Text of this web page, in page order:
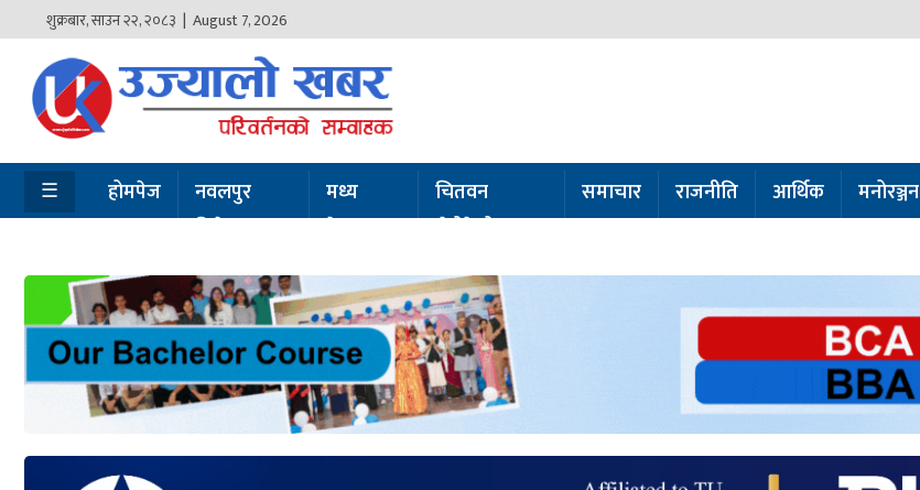
शुक्रबार,साउन२२,२०८३ | August 7, 2026
होमपेज
नवलपुर
विशेष
चितवन
सेरोफेरो
राजनीति
☰ होमपेज
नवलपुर
विशेष
मध्य
नेपाल
चितवन
सेरोफेरो
समाचार राजनीति आर्थिक मनोरञ्जन